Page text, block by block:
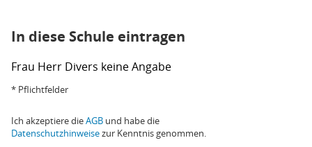
In diese Schule eintragen
Frau Herr Divers keine Angabe
* Pflichtfelder
Ich akzeptiere dieAGB und habe die
Datenschutzhinweisezur Kenntnis genommen.